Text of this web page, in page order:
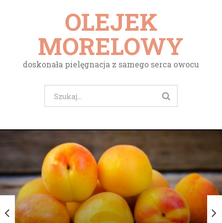
OLEJEK
MORELOWY
doskonała pielęgnacja z samego serca owocu